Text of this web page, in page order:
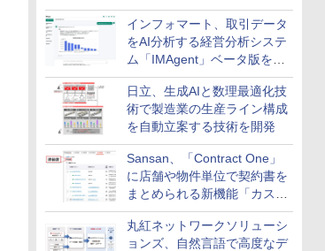
インフォマート、取引データ
をAI分析する経営分析システ
ム「IMAgent」ベータ版を提
供
日立、生成AIと数理最適化技
術で製造業の生産ライン構成
を自動立案する技術を開発
Sansan、「Contract One」
に店舗や物件単位で契約書を
まとめられる新機能「カスタ
ム契約ツリー」を追加
丸紅ネットワークソリューシ
ョンズ、自然言語で高度なデ